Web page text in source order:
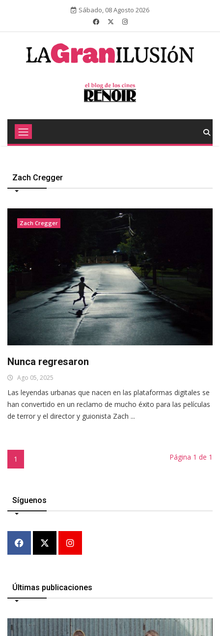
Sábado, 08 Agosto 2026
Zach Cregger
Zach Cregger
Nunca regresaron
Ago 05, 2025
Las leyendas urbanas que nacen en las plataformas digitales se
han convertido en un reclamo de mucho éxito para las películas
de terror y el director y guionista Zach ...
1 Página 1 de 1
Síguenos
Últimas publicaciones